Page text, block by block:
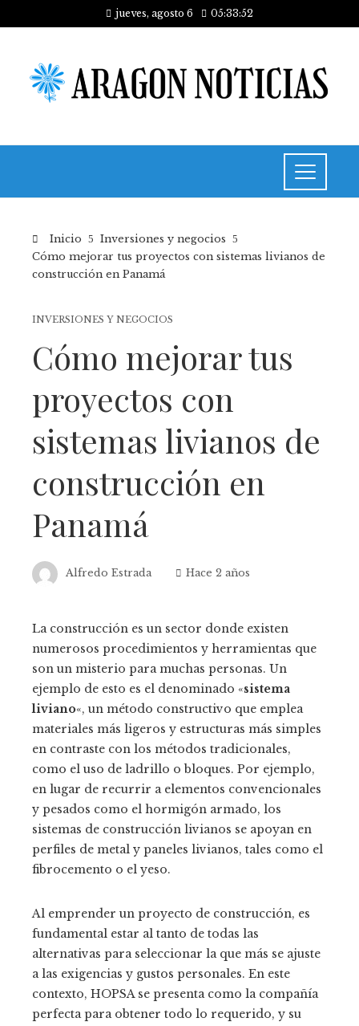
jueves, agosto 6 05:33:53
Inicio
Inversiones y negocios
Cómo mejorar tus proyectos con sistemas livianos de
construcción en Panamá
INVERSIONES Y NEGOCIOS
Cómo mejorar tus
proyectos con
sistemas livianos de
construcción en
Panamá
Alfredo Estrada Hace 2 años
La construcción es un sector donde existen
numerosos procedimientos y herramientas que
son un misterio para muchas personas. Un
ejemplo de esto es el denominado «sistema
liviano«, un método constructivo que emplea
materiales más ligeros y estructuras más simples
en contraste con los métodos tradicionales,
como el uso de ladrillo o bloques. Por ejemplo,
en lugar de recurrir a elementos convencionales
y pesados como el hormigón armado, los
sistemas de construcción livianos se apoyan en
perfiles de metal y paneles livianos, tales como el
fibrocemento o el yeso.
Al emprender un proyecto de construcción, es
fundamental estar al tanto de todas las
alternativas para seleccionar la que más se ajuste
a las exigencias y gustos personales. En este
contexto, HOPSA se presenta como la compañía
perfecta para obtener todo lo requerido, y su